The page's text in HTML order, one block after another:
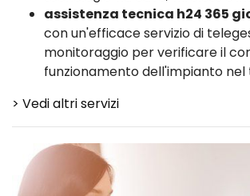
assistenza tecnica h24 365
con un'efficace servizio di
monitoraggio per verificare il
funzionamento dell'impianto nel
> Vedi altri servizi